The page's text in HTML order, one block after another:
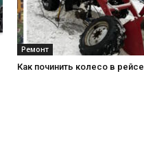
Ремонт
Как починить колесо в рейсе